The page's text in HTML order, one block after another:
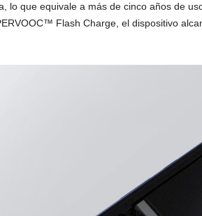
lo que equivale a más de cinco años de
Flash Charge, el dispositivo